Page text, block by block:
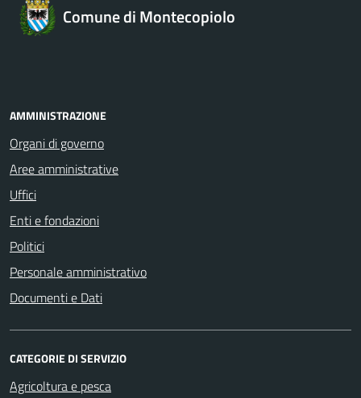
Comune di Montecopiolo
AMMINISTRAZIONE
Organi di governo
Aree amministrative
Uffici
Enti e fondazioni
Politici
Personale amministrativo
Documenti e Dati
CATEGORIE DI SERVIZIO
Agricoltura e pesca